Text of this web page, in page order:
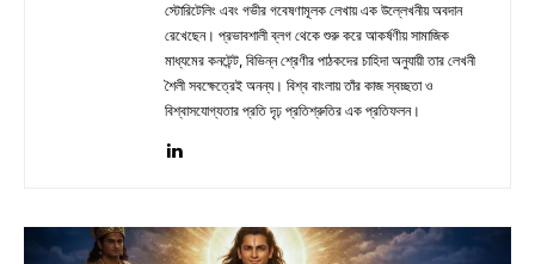
স্টোরিটেলিং এবং গভীর গবেষণামূলক লেখায় এক উল্লেখনীয় অবদান
রেখেছেন। প্রভাবশালী ব্লগ থেকে শুরু করে আকর্ষণীয় সামাজিক
মাধ্যমের কনটেন্ট, বিভিন্ন শ্রেণীর পাঠকদের চাহিদা অনুযায়ী তার লেখনী
শৈলী সবক্ষেত্রেই অনন্য। বিশ্ব বাংলায় তাঁর কাজ স্বচ্ছতা ও
বিশ্বাসযোগ্যতার প্রতি দৃঢ় প্রতিশ্রুতির এক প্রতিফলন।